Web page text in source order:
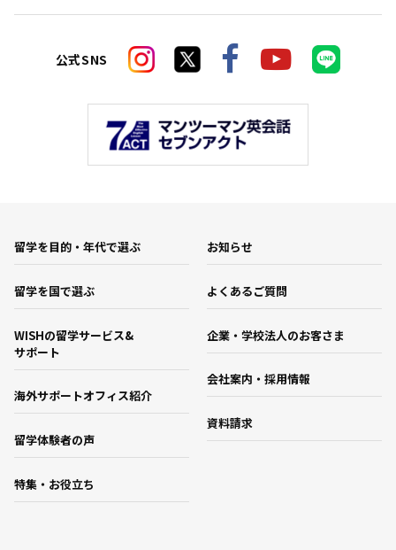
公式SNS
留学を目的・年代で選ぶ
留学を国で選ぶ
WISHの留学サービス&
サポート
海外サポートオフィス紹介
留学体験者の声
特集・お役立ち
お知らせ
よくあるご質問
企業・学校法人のお客さま
会社案内・採用情報
資料請求